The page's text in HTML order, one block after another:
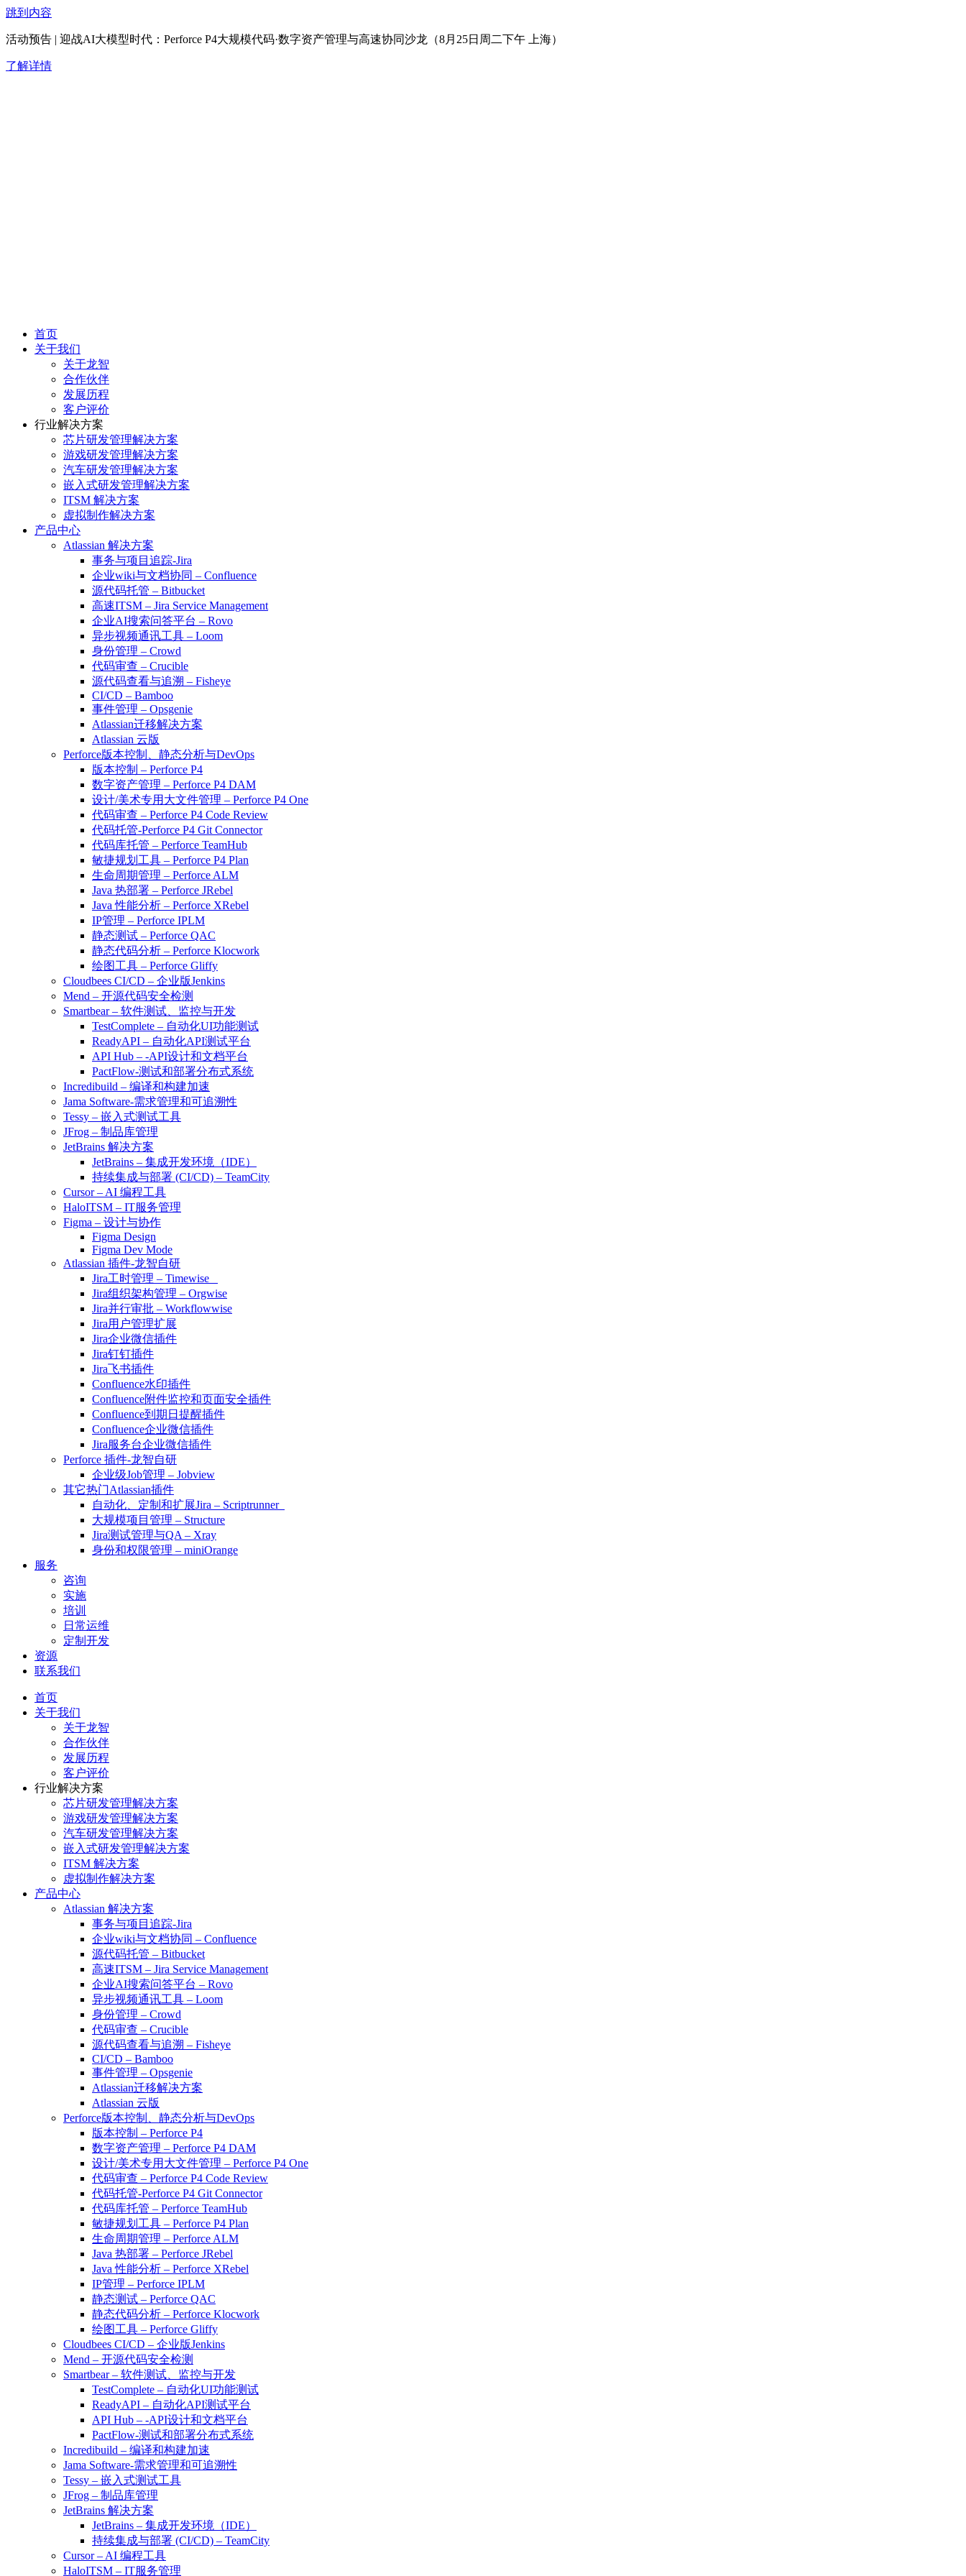
跳到内容
活动预告 | 迎战AI大模型时代：Perforce P4大规模代码·数字资产管理与高速协同沙龙（8月25日周二下午 上海）
了解详情
首页
关于我们
关于龙智
合作伙伴
发展历程
客户评价
行业解决方案
芯片研发管理解决方案
游戏研发管理解决方案
汽车研发管理解决方案
嵌入式研发管理解决方案
ITSM 解决方案
虚拟制作解决方案
产品中心
Atlassian 解决方案
事务与项目追踪-Jira
企业wiki与文档协同 – Confluence
源代码托管 – Bitbucket
高速ITSM – Jira Service Management
企业AI搜索问答平台 – Rovo
异步视频通讯工具 – Loom
身份管理 – Crowd
代码审查 – Crucible
源代码查看与追溯 – Fisheye
CI/CD – Bamboo
事件管理 – Opsgenie
Atlassian迁移解决方案
Atlassian 云版
Perforce版本控制、静态分析与DevOps
版本控制 – Perforce P4
数字资产管理 – Perforce P4 DAM
设计/美术专用大文件管理 – Perforce P4 One
代码审查 – Perforce P4 Code Review
代码托管-Perforce P4 Git Connector
代码库托管 – Perforce TeamHub
敏捷规划工具 – Perforce P4 Plan
生命周期管理 – Perforce ALM
Java 热部署 – Perforce JRebel
Java 性能分析 – Perforce XRebel
IP管理 – Perforce IPLM
静态测试 – Perforce QAC
静态代码分析 – Perforce Klocwork
绘图工具 – Perforce Gliffy
Cloudbees CI/CD – 企业版Jenkins
Mend – 开源代码安全检测
Smartbear – 软件测试、监控与开发
TestComplete – 自动化UI功能测试
ReadyAPI – 自动化API测试平台
API Hub – -API设计和文档平台
PactFlow-测试和部署分布式系统
Incredibuild – 编译和构建加速
Jama Software-需求管理和可追溯性
Tessy – 嵌入式测试工具
JFrog – 制品库管理
JetBrains 解决方案
JetBrains – 集成开发环境（IDE）
持续集成与部署 (CI/CD) – TeamCity
Cursor – AI 编程工具
HaloITSM – IT服务管理
Figma – 设计与协作
Figma Design
Figma Dev Mode
Atlassian 插件-龙智自研
Jira工时管理 – Timewise
Jira组织架构管理 – Orgwise
Jira并行审批 – Workflowwise
Jira用户管理扩展
Jira企业微信插件
Jira钉钉插件
Jira飞书插件
Confluence水印插件
Confluence附件监控和页面安全插件
Confluence到期日提醒插件
Confluence企业微信插件
Jira服务台企业微信插件
Perforce 插件-龙智自研
企业级Job管理 – Jobview
其它热门Atlassian插件
自动化、定制和扩展Jira – Scriptrunner
大规模项目管理 – Structure
Jira测试管理与QA – Xray
身份和权限管理 – miniOrange
服务
咨询
实施
培训
日常运维
定制开发
资源
联系我们
首页
关于我们
关于龙智
合作伙伴
发展历程
客户评价
行业解决方案
芯片研发管理解决方案
游戏研发管理解决方案
汽车研发管理解决方案
嵌入式研发管理解决方案
ITSM 解决方案
虚拟制作解决方案
产品中心
Atlassian 解决方案
事务与项目追踪-Jira
企业wiki与文档协同 – Confluence
源代码托管 – Bitbucket
高速ITSM – Jira Service Management
企业AI搜索问答平台 – Rovo
异步视频通讯工具 – Loom
身份管理 – Crowd
代码审查 – Crucible
源代码查看与追溯 – Fisheye
CI/CD – Bamboo
事件管理 – Opsgenie
Atlassian迁移解决方案
Atlassian 云版
Perforce版本控制、静态分析与DevOps
版本控制 – Perforce P4
数字资产管理 – Perforce P4 DAM
设计/美术专用大文件管理 – Perforce P4 One
代码审查 – Perforce P4 Code Review
代码托管-Perforce P4 Git Connector
代码库托管 – Perforce TeamHub
敏捷规划工具 – Perforce P4 Plan
生命周期管理 – Perforce ALM
Java 热部署 – Perforce JRebel
Java 性能分析 – Perforce XRebel
IP管理 – Perforce IPLM
静态测试 – Perforce QAC
静态代码分析 – Perforce Klocwork
绘图工具 – Perforce Gliffy
Cloudbees CI/CD – 企业版Jenkins
Mend – 开源代码安全检测
Smartbear – 软件测试、监控与开发
TestComplete – 自动化UI功能测试
ReadyAPI – 自动化API测试平台
API Hub – -API设计和文档平台
PactFlow-测试和部署分布式系统
Incredibuild – 编译和构建加速
Jama Software-需求管理和可追溯性
Tessy – 嵌入式测试工具
JFrog – 制品库管理
JetBrains 解决方案
JetBrains – 集成开发环境（IDE）
持续集成与部署 (CI/CD) – TeamCity
Cursor – AI 编程工具
HaloITSM – IT服务管理